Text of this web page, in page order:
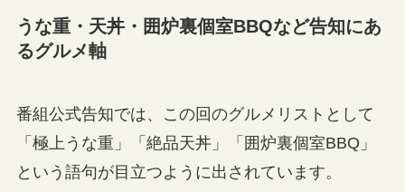
うな重・天丼・囲炉裏個室BBQなど告知にあ
るグルメ軸
番組公式告知では、この回のグルメリストとして
「極上うな重」「絶品天丼」「囲炉裏個室BBQ」
という語句が目立つように出されています。